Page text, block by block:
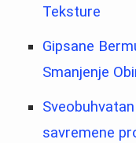
Teksture
Gipsane
Smanjenje
savremene